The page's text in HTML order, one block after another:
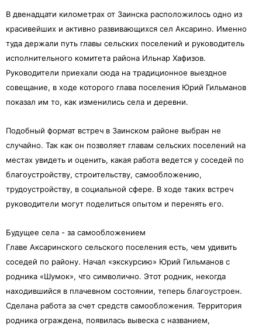
В двенадцати километрах от Заинска расположилось одно из
красивейших и активно развивающихся сел Аксарино. Именно
туда держали путь главы сельских поселений и руководитель
исполнительного комитета района Ильнар Хафизов.
Руководители приехали сюда на традиционное выездное
совещание, в ходе которого глава поселения Юрий Гильманов
показал им то, как изменились села и деревни.
Подобный формат встреч в Заинском районе выбран не
случайно. Так как он позволяет главам сельских поселений на
местах увидеть и оценить, какая работа ведется у соседей по
благоустройству, строительству, самообложению,
трудоустройству, в социальной сфере. В ходе таких встреч
руководители могут поделиться опытом и перенять его.
Будущее села - за самообложением
Главе Аксаринского сельского поселения есть, чем удивить
соседей по району. Начал «экскурсию» Юрий Гильманов с
родника «Шумок», что символично. Этот родник, некогда
находившийся в плачевном состоянии, теперь благоустроен.
Сделана работа за счет средств самообложения. Территория
родника ограждена, появилась вывеска с названием,